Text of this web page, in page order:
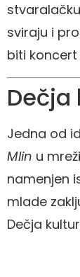
sviraju i
biti
Dečja
Jedna od
Mlin u
namenjen
mlade
Dečja